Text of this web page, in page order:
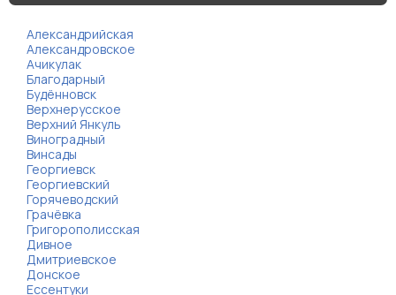
Александрийская
Александровское
Ачикулак
Благодарный
Будённовск
Верхнерусское
Верхний Янкуль
Виноградный
Винсады
Георгиевск
Георгиевский
Горячеводский
Грачёвка
Григорополисская
Дивное
Дмитриевское
Донское
Ессентуки